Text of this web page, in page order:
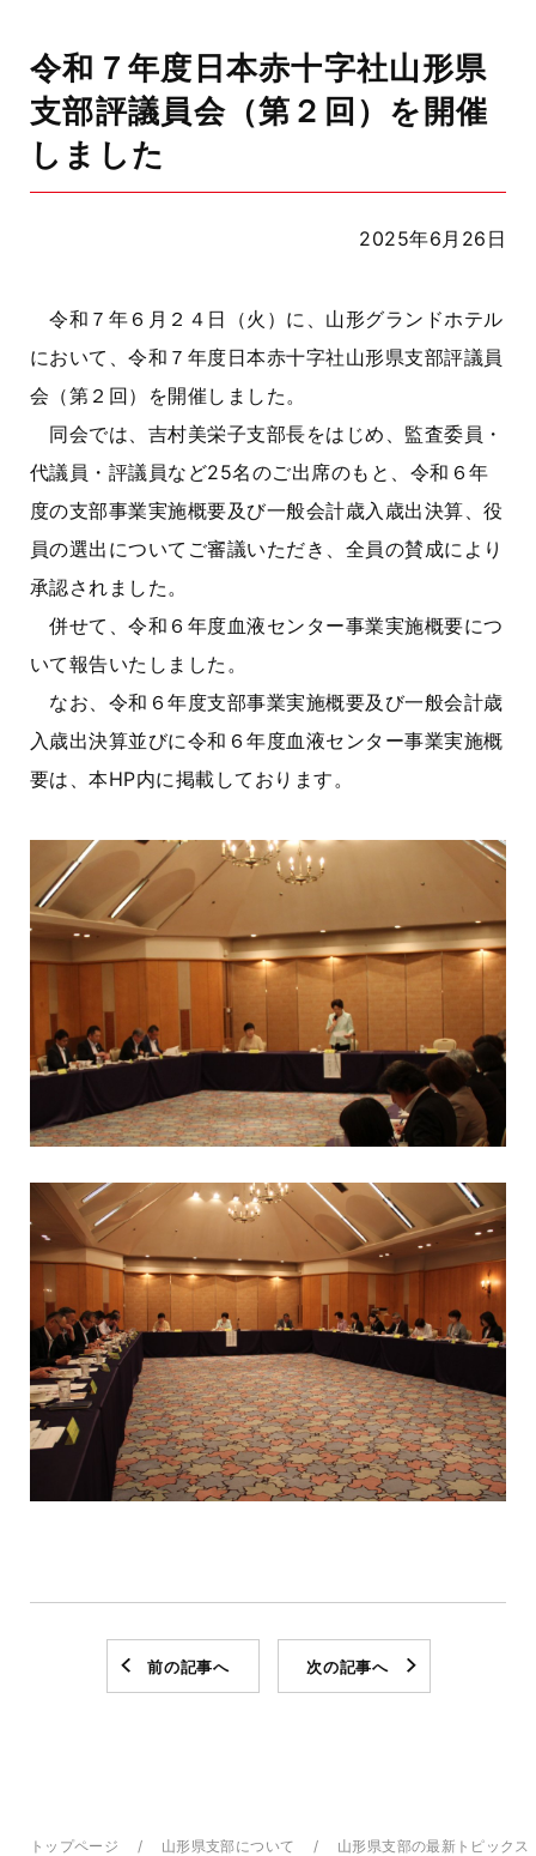
令和７年度日本赤十字社山形県
支部評議員会（第２回）を開催
しました
2025年6月26日
令和７年６月２４日（火）に、山形グランドホテル
において、令和７年度日本赤十字社山形県支部評議員
会（第２回）を開催しました。
同会では、吉村美栄子支部長をはじめ、監査委員・
代議員・評議員など25名のご出席のもと、令和６年
度の支部事業実施概要及び一般会計歳入歳出決算、役
員の選出についてご審議いただき、全員の賛成により
承認されました。
併せて、令和６年度血液センター事業実施概要につ
いて報告いたしました。
なお、令和６年度支部事業実施概要及び一般会計歳
入歳出決算並びに令和６年度血液センター事業実施概
要は、本HP内に掲載しております。
前の記事へ 次の記事へ
トップページ 山形県支部について 山形県支部の最新トピックス